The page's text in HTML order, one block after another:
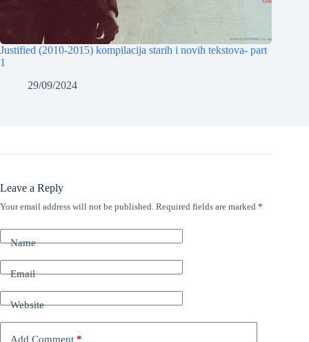
Justified (2010-2015) kompilacija starih i novih tekstova- part
1
29/09/2024
Leave a Reply
Your email address will not be published. Required fields are marked *
Name
Email
Website
Add Comment *